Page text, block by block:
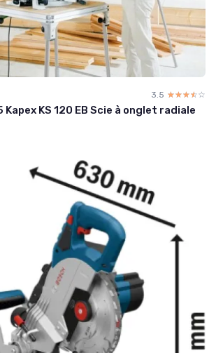
3.5 ☆☆☆☆☆
★★★★★
KS 120 EB Scie à onglet radiale